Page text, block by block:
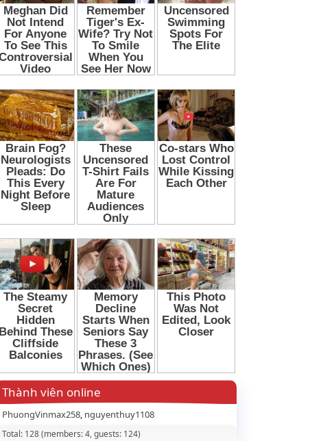
Thành viên online
PhuongVinmax258 nguyenthuy1108
Total: 128 (members: 4, guests: 124)